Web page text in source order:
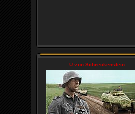
U von Schreckenstein